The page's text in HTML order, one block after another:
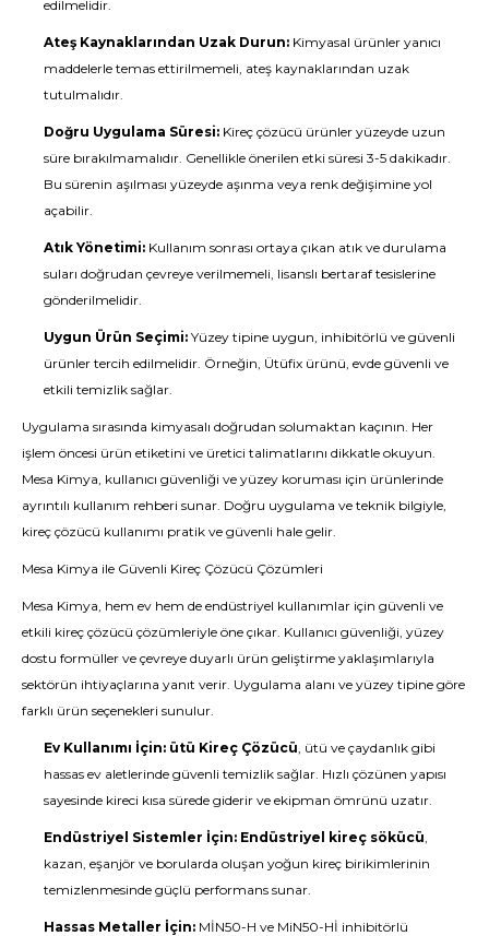
edilmelidir.
Ateş Kaynaklarından Uzak Durun: Kimyasal ürünler yanıcı
maddelerle temas ettirilmemeli, ateş kaynaklarından uzak
tutulmalıdır.
Doğru Uygulama Süresi: Kireç çözücü ürünler yüzeyde uzun
süre bırakılmamalıdır. Genellikle önerilen etki süresi 3-5 dakikadır.
Bu sürenin aşılması yüzeyde aşınma veya renk değişimine yol
açabilir.
Atık Yönetimi: Kullanım sonrası ortaya çıkan atık ve durulama
suları doğrudan çevreye verilmemeli, lisanslı bertaraf tesislerine
gönderilmelidir.
Uygun Ürün Seçimi: Yüzey tipine uygun, inhibitörlü ve güvenli
ürünler tercih edilmelidir. Örneğin, Ütüfix ürünü, evde güvenli ve
etkili temizlik sağlar.
Uygulama sırasında kimyasalı doğrudan solumaktan kaçının. Her
işlem öncesi ürün etiketini ve üretici talimatlarını dikkatle okuyun.
Mesa Kimya, kullanıcı güvenliği ve yüzey koruması için ürünlerinde
ayrıntılı kullanım rehberi sunar. Doğru uygulama ve teknik bilgiyle,
kireç çözücü kullanımı pratik ve güvenli hale gelir.
Mesa Kimya ile Güvenli Kireç Çözücü Çözümleri
Mesa Kimya, hem ev hem de endüstriyel kullanımlar için güvenli ve
etkili kireç çözücü çözümleriyle öne çıkar. Kullanıcı güvenliği, yüzey
dostu formüller ve çevreye duyarlı ürün geliştirme yaklaşımlarıyla
sektörün ihtiyaçlarına yanıt verir. Uygulama alanı ve yüzey tipine göre
farklı ürün seçenekleri sunulur.
Ev Kullanımı İçin: ütü Kireç Çözücü, ütü ve çaydanlık gibi
hassas ev aletlerinde güvenli temizlik sağlar. Hızlı çözünen yapısı
sayesinde kireci kısa sürede giderir ve ekipman ömrünü uzatır.
Endüstriyel Sistemler İçin: Endüstriyel kireç sökücü,
kazan, eşanjör ve borularda oluşan yoğun kireç birikimlerinin
temizlenmesinde güçlü performans sunar.
Hassas Metaller İçin: MİN50-H ve MiN50-Hİ inhibitörlü